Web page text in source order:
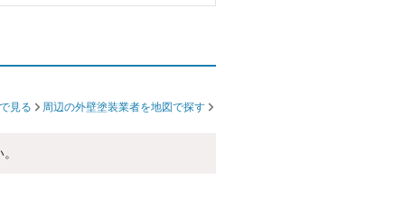
見る 周辺の外壁塗装業者を地図で探す